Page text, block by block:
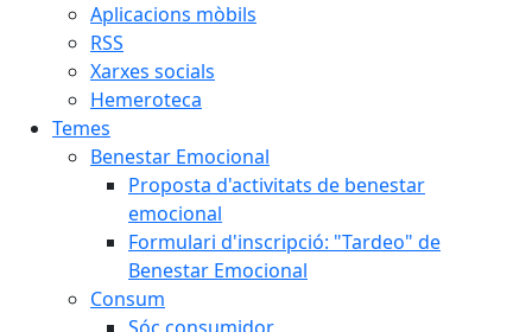
Aplicacions mòbils
RSS
Xarxes socials
Hemeroteca
Temes
Benestar Emocional
Proposta d'activitats de benestar
emocional
Formulari d'inscripció: "Tardeo" de
Benestar Emocional
Consum